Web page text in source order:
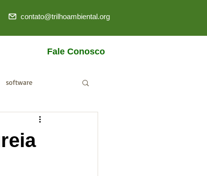
contato@trilhoambiental.org
Fale Conosco
software